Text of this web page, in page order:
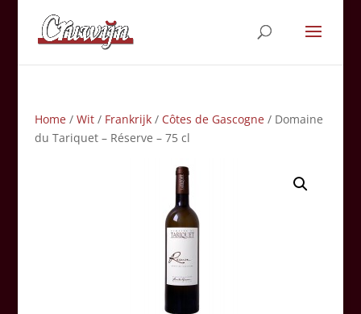
Home/ Wit/ Frankrijk/ Côtes de Gascogne/ Domaine
du Tariquet – Réserve – 75 cl